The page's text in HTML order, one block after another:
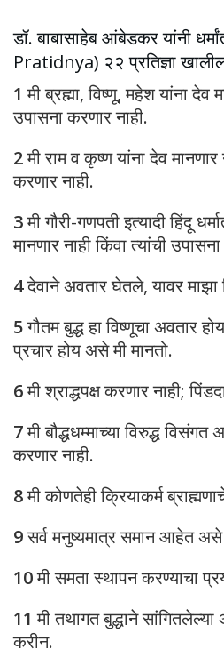
डॉ. बाबासाहेब आंबेडकर यांनी
Pratidnya) २२ प्रतिज्ञा
1 मी ब्रह्मा, विष्णू, महेश यांना देव
उपासना करणार नाही.
2मी राम व कृष्ण यांना देव मानणार
करणार नाही.
3मी गौरी-गणपती इत्यादी हिंदू
मानणार नाही किंवा त्यांची
4देवाने अवतार घेतले, यावर माझा
5गौतम बुद्ध हा विष्णूचा अवतार
प्रचार होय असे मी मानतो.
6मी श्राद्धपक्ष करणार नाही;
7मी बौद्धधम्माच्या विरुद्ध
करणार नाही.
8मी कोणतेही क्रियाकर्म
9सर्व मनुष्यमात्र समान आहेत असे
10मी समता स्थापन करण्याचा
11 मी तथागत बुद्धाने सांगितलेल्या
करीन.